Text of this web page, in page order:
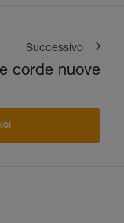
Successivo
corde nuove